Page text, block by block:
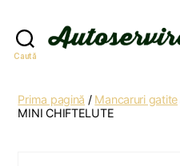
Caută
Prima pagină / Mancaruri gatite
MINI CHIFTELUTE